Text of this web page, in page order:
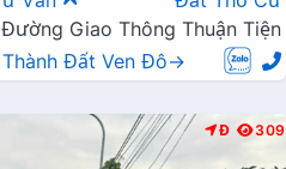
Đường Giao Thông Thuận Tiện
Thành Đất Ven Đô→
Đ 309